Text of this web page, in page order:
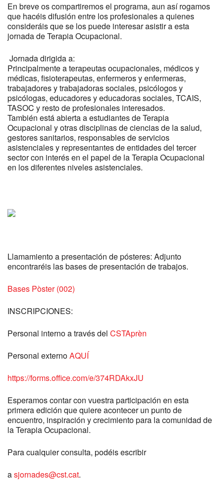
En breve os compartiremos el programa, aun así rogamos
que hacéis difusión entre los profesionales a quienes
consideráis que se los puede interesar asistir a esta
jornada de Terapia Ocupacional.
Jornada dirigida a:
Principalmente a terapeutas ocupacionales, médicos y
médicas, fisioterapeutas, enfermeros y enfermeras,
trabajadores y trabajadoras sociales, psicólogos y
psicólogas, educadores y educadoras sociales, TCAIS,
TASOC y resto de profesionales interesados.
También está abierta a estudiantes de Terapia
Ocupacional y otras disciplinas de ciencias de la salud,
gestores sanitarios, responsables de servicios
asistenciales y representantes de entidades del tercer
sector con interés en el papel de la Terapia Ocupacional
en los diferentes niveles asistenciales.
Llamamiento a presentación de pósteres: Adjunto
encontraréis las bases de presentación de trabajos.
Bases Pòster (002)
INSCRIPCIONES:
Personal interno a través del CSTAprèn
Personal externoAQUÍ
https://forms.office.com/e/374RDAkxJU
Esperamos contar con vuestra participación en esta
primera edición que quiere acontecer un punto de
encuentro, inspiración y crecimiento para la comunidad de
la Terapia Ocupacional.
Para cualquier consulta, podéis escribir
asjornades@cst.cat.